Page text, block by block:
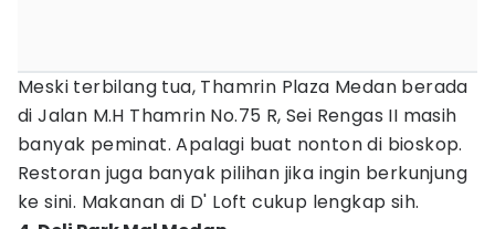
Meski terbilang tua, Thamrin Plaza Medan berada
di Jalan M.H Thamrin No.75 R, Sei Rengas II masih
banyak peminat. Apalagi buat nonton di bioskop.
Restoran juga banyak pilihan jika ingin berkunjung
ke sini. Makanan di D' Loft cukup lengkap sih.